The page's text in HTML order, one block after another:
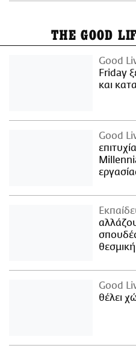
THE GOOD
Good
Friday
και
Good
Good
θέλει